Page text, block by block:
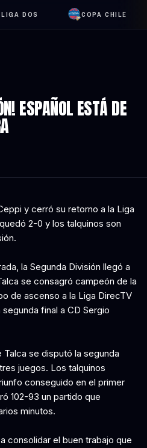
LIGA DOS COPA CHILE
ESPAÑOL ESTÁ DE
y cerró su retorno a la Liga
2-0 y los talquinos son
la Segunda División llegó a
se consagró campeón de la
de ascenso a la Liga DirecTV
final a CD Sergio
Talca se disputó la segunda
juegos. Los talquinos
conseguido en el primer
102-93 un partido que
minutos.
consolidar el buen trabajo que